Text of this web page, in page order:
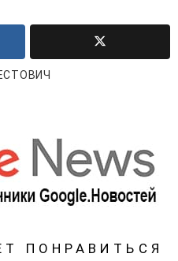
ПОНРАВИТЬСЯ